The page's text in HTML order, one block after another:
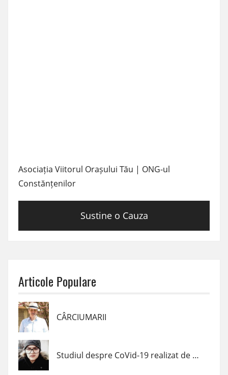
Asociația Viitorul Orașului Tău | ONG-ul
Constănțenilor
Sustine o Cauza
Articole Populare
CÂRCIUMARII
Studiul despre CoVid-19 realizat de un elev de clasa a VII-a din Navodari